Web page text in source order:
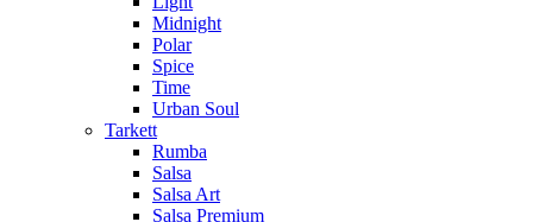
Midnight
Polar
Spice
Time
Urban Soul
Tarkett
Rumba
Salsa
Salsa Art
Salsa Premium